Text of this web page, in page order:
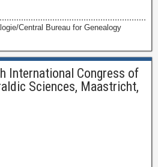
Central Bureau for Genealogy
International Congress of
Sciences, Maastricht,